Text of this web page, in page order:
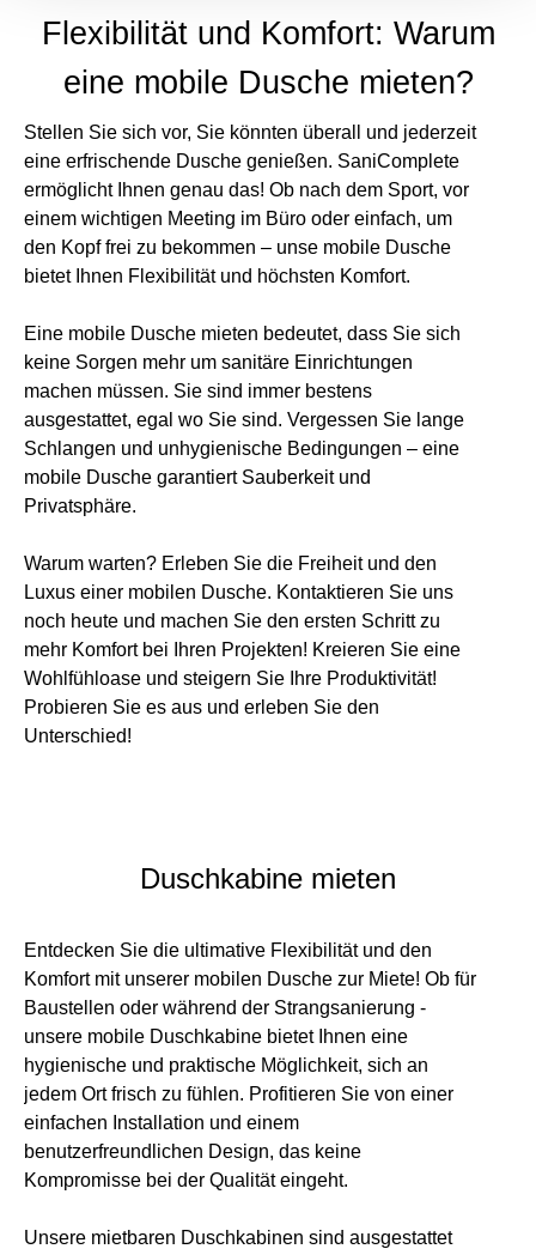
Flexibilität und Komfort: Warum
eine mobile Dusche mieten?
Stellen Sie sich vor, Sie könnten überall und jederzeit
eine erfrischende Dusche genießen. SaniComplete
ermöglicht Ihnen genau das! Ob nach dem Sport, vor
einem wichtigen Meeting im Büro oder einfach, um
den Kopf frei zu bekommen – unse mobile Dusche
bietet Ihnen Flexibilität und höchsten Komfort.
Eine mobile Dusche mieten bedeutet, dass Sie sich
keine Sorgen mehr um sanitäre Einrichtungen
machen müssen. Sie sind immer bestens
ausgestattet, egal wo Sie sind. Vergessen Sie lange
Schlangen und unhygienische Bedingungen – eine
mobile Dusche garantiert Sauberkeit und
Privatsphäre.
Warum warten? Erleben Sie die Freiheit und den
Luxus einer mobilen Dusche. Kontaktieren Sie uns
noch heute und machen Sie den ersten Schritt zu
mehr Komfort bei Ihren Projekten! Kreieren Sie eine
Wohlfühloase und steigern Sie Ihre Produktivität!
Probieren Sie es aus und erleben Sie den
Unterschied!
Duschkabine mieten
Entdecken Sie die ultimative Flexibilität und den
Komfort mit unserer mobilen Dusche zur Miete! Ob für
Baustellen oder während der Strangsanierung -
unsere mobile Duschkabine bietet Ihnen eine
hygienische und praktische Möglichkeit, sich an
jedem Ort frisch zu fühlen. Profitieren Sie von einer
einfachen Installation und einem
benutzerfreundlichen Design, das keine
Kompromisse bei der Qualität eingeht.
Unsere mietbaren Duschkabinen sind ausgestattet